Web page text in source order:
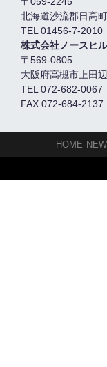
北海道沙流郡日高
TEL 01456-7-2010
株式会社ノースヒ
〒569-0805
大阪府高槻市上田
TEL 072-682-0067
FAX 072-684-2137
HOME